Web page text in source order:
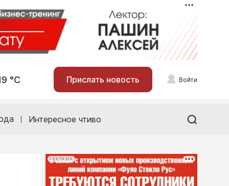
°С Прислать новость Войти
Интересное чтиво
РЕКЛАМА